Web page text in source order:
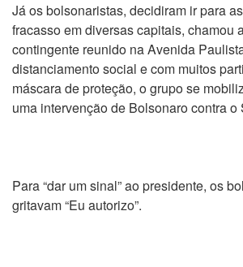
Já os bolsonaristas, decidiram ir para
fracasso em diversas capitais, chamou
contingente reunido na Avenida
distanciamento social e com muitos
máscara de proteção, o grupo se
uma intervenção de Bolsonaro contra o
Para “dar um sinal” ao presidente, os
gritavam “Eu autorizo”.